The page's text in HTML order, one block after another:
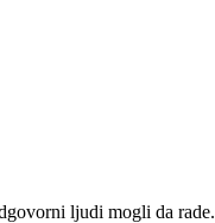
ljudi mogli da rade.